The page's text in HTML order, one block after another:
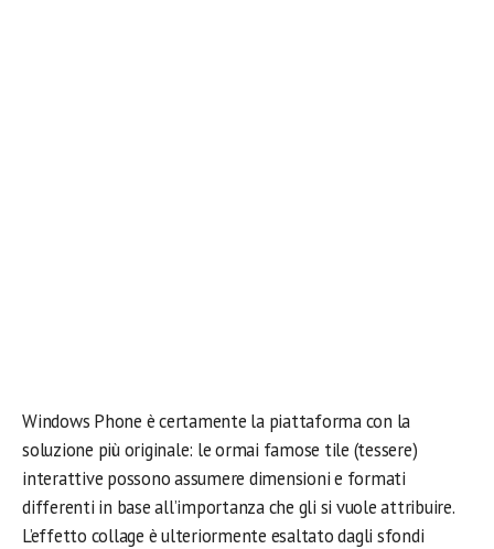
Windows Phone è certamente la piattaforma con la
soluzione più originale: le ormai famose tile (tessere)
interattive possono assumere dimensioni e formati
differenti in base all’importanza che gli si vuole attribuire.
L’effetto collage è ulteriormente esaltato dagli sfondi